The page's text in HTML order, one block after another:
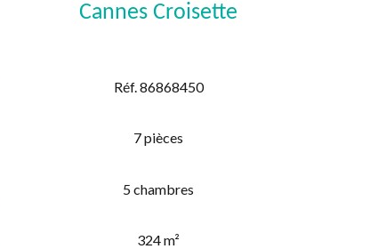
Cannes Croisette
Réf. 86868450
7 pièces
5 chambres
324 m²